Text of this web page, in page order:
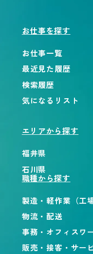
お仕事を探す
お仕事一覧
最近見た履歴
検索履歴
気になるリスト
エリアから探す
福井県
石川県
職種から探す
製造・軽作業（工
物流・配送
事務・オフィスワ
販売・接客・サー